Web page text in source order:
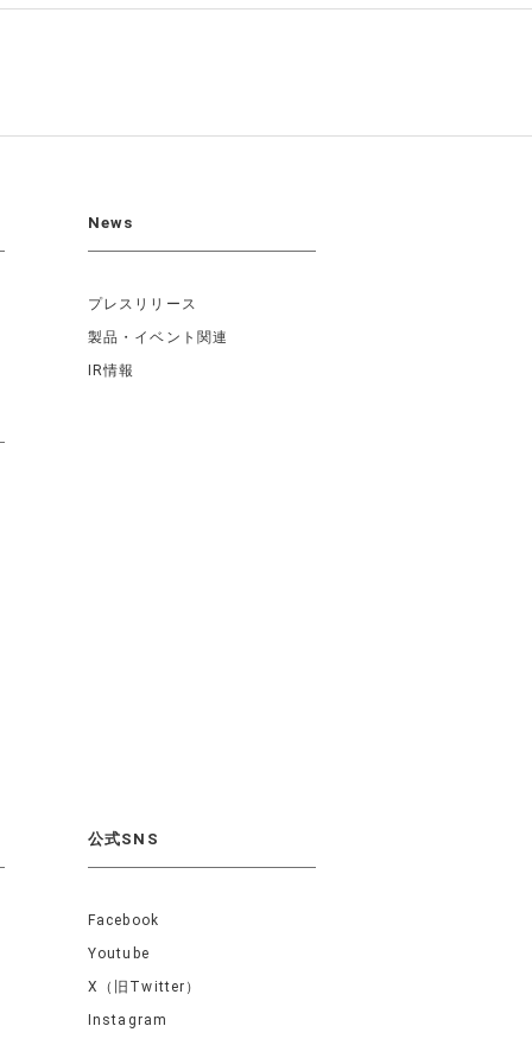
News
プレスリリース
製品・イベント関連
IR情報
公式SNS
Facebook
Youtube
X（旧Twitter）
Instagram